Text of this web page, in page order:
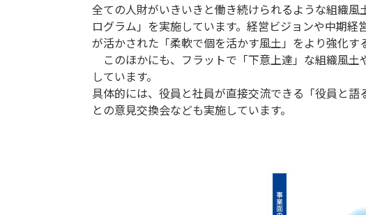
全ての人財がいきいきと働き続けられるような組織
ログラム」を実施しています。経営ビジョンや中期
が活かされた「柔軟で個を活かす風土」をより強化す
このほかにも、フラットで「下意上達」な組織風
しています。
具体的には、役員と社員が直接交流できる「役員と
との意見交換会なども実施しています。